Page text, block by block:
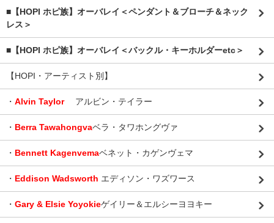
■【HOPI ホピ族】オーバレイ＜ペンダント＆ブローチ＆ネック
レス＞
■【HOPI ホピ族】オーバレイ＜バックル・キーホルダーetc＞
【HOPI・アーティスト別】
・ Alvin Taylor アルビン・テイラー
・ Berra Tawahongvaベラ・タワホングヴァ
・ Bennett Kagenvemaベネット・カゲンヴェマ
・ Eddison Wadsworth エディソン・ワズワース
・ Gary & Elsie Yoyokieゲイリー＆エルシーヨヨキー